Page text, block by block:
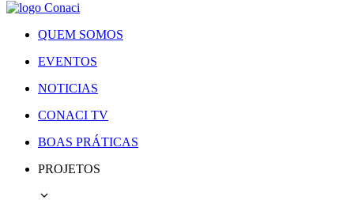
QUEM SOMOS
EVENTOS
NOTICIAS
CONACI TV
BOAS PRÁTICAS
PROJETOS